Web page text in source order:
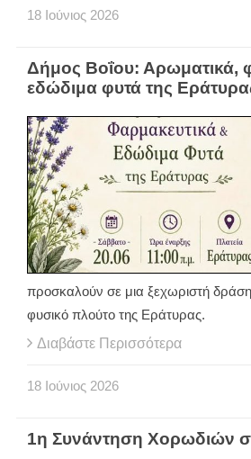
18 Ιούνιος 2026
Δήμος Βοΐου: Αρωματικά,
εδώδιμα φυτά της
προσκαλούν σε μια ξεχωριστή
φυσικό πλούτο της Εράτυρας.
Διαβάστε Περισσότερα
18 Ιούνιος 2026
1η Συνάντηση Χορωδιών